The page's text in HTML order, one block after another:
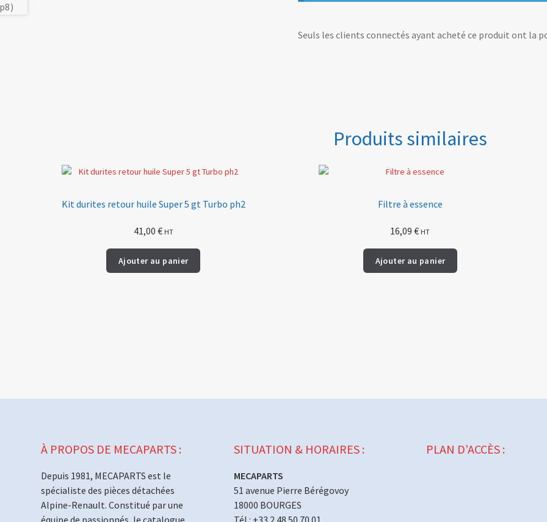
Seuls les clients connectés ayant acheté ce produit ont la
Produits similaires
Kit durites retour huile Super 5 gt Turbo ph2
41,00 € HT
Ajouter au panier
Filtre à essence
16,09€ HT
Ajouter au panier
À PROPOS DE MECAPARTS :
Depuis 1981, MECAPARTS est le
spécialiste des pièces détachées
Alpine-Renault. Constitué par une
équipe de passionnés, le catalogue
SITUATION & HORAIRES :
MECAPARTS
51 avenue Pierre Bérégovoy
18000 BOURGES
Tél : +33 2 48 50 70 01
PLAN D’ACCÈS :